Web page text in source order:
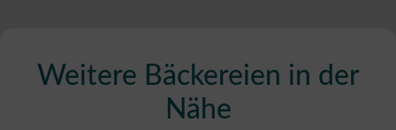
Weitere Bäckereien in der
Nähe